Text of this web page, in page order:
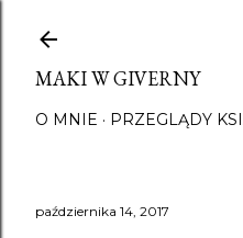
MAKI W GIVERNY
O MNIE PRZEGLĄDY
października 14, 2017